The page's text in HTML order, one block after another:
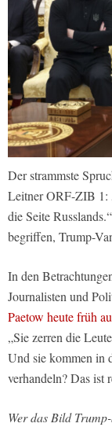
Der strammste
Leitner ORF-ZIB 1:
die Seite
begriffen, Trump-
In den
Journalisten und
Paetow heute früh
„Sie zerren die
Und sie kommen in
verhandeln? Das ist
Wer das Bild